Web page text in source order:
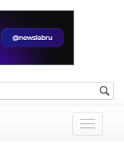
Показать
меню